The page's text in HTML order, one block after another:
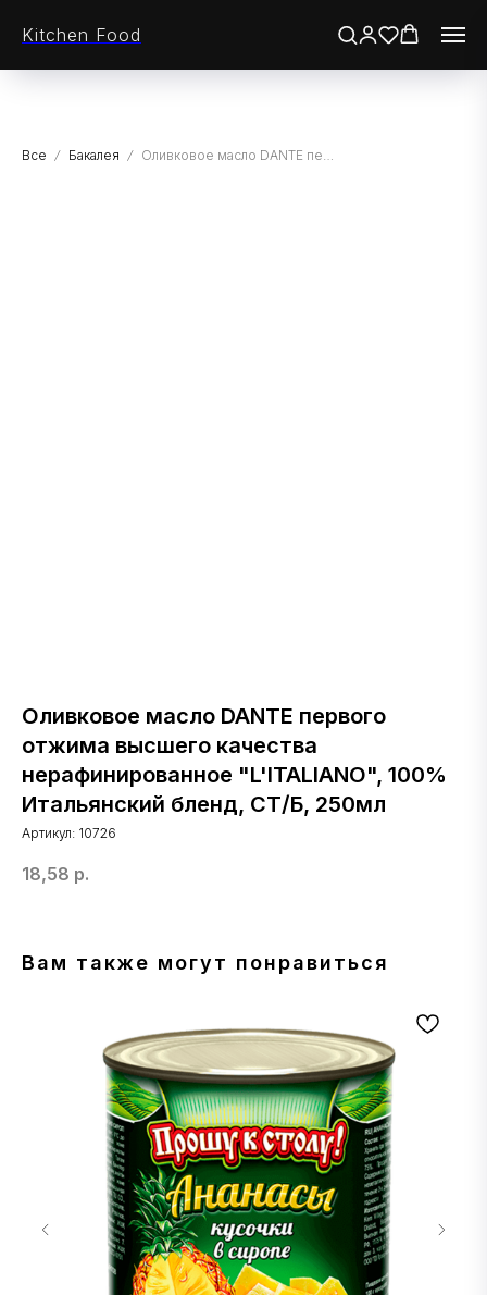
Kitchen Food
Все Бакалея Оливковое масло DANTE первого отжима высшего качества нерафинированное "L'ITALIANO", 100% Итальянский бленд, СТ/Б, 250мл
Оливковое масло DANTE первого
отжима высшего качества
нерафинированное "L'ITALIANO", 100%
Итальянский бленд, СТ/Б, 250мл
Артикул: 10726
18,58 р.
Вам также могут понравиться